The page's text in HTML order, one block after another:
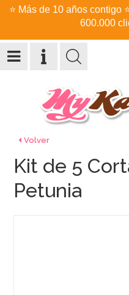
⭐ Más de 10 años contigo
600.000
Volver
Kit de 5
Petunia